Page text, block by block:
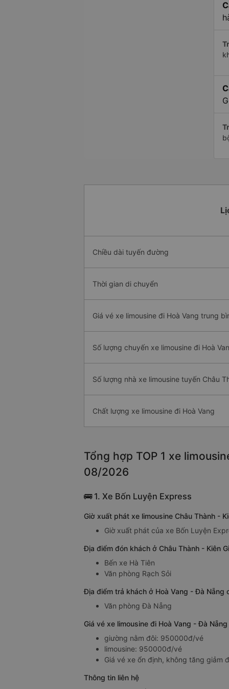
Chiều dài tuyến đường
Thời gian di chuyển
Giá vé xe limousine đi Hoà Vang trung
Số lượng chuyến xe limousine đi Hoà
Số lượng nhà xe limousine tuyến Châu
Chất lượng xe limousine đi Hoà Vang
Tổng hợp TOP 1 xe
08/2026
🚌 1. Xe Bốn Luyện Express
Giờ xuất phát xe limousine Châu Thành -
Giờ xuất phát của xe Bốn Luyện
Địa điểm đón khách ở Châu Thành - Kiên
Bến xe Hà Tiên
Văn phòng Rạch Sỏi
Địa điểm trả khách ở Hoà Vang - Đà Nẵng
Văn phòng Đà Nẵng
Giá vé xe limousine đi Hoà Vang - Đà
giường nằm đôi: 950000đ/vé
limousine: 950000đ/vé
Giá vé xe ổn định, không tăng giảm
Thông tin liên hệ